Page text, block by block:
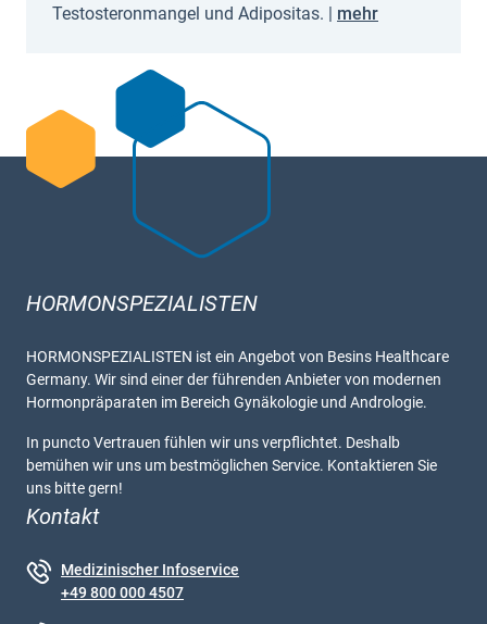
Testosteronmangel und Adipositas. | mehr
HORMONSPEZIALISTEN
HORMONSPEZIALISTEN ist ein Angebot von Besins Healthcare
Germany. Wir sind einer der führenden Anbieter von modernen
Hormonpräparaten im Bereich Gynäkologie und Andrologie.
In puncto Vertrauen fühlen wir uns verpflichtet. Deshalb
bemühen wir uns um bestmöglichen Service. Kontaktieren Sie
uns bitte gern!
Kontakt
Medizinischer Infoservice
+49 800 000 4507